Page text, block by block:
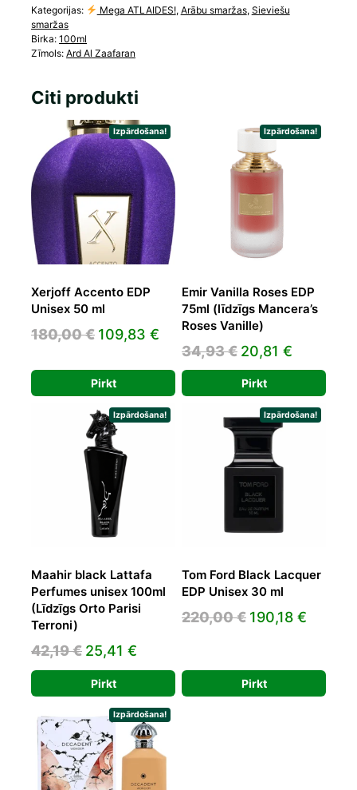
Kategorijas:
Mega ATLAIDES!, Arābu smaržas, Sieviešu
smaržas
Birka: 100ml
Zīmols: Ard Al Zaafaran
Citi produkti
Izpārdošana!
Xerjoff Accento EDP
Unisex 50 ml
180,00€ Original
was:
180,00 €.
109,83 € Current
price
is:
109,83 €.
Pirkt
Izpārdošana!
Emir Vanilla Roses EDP
75ml (līdzīgs Mancera’s
Roses Vanille)
34,93€ Original
price
was:
34,93 €.
20,81 €
price
is:
20,81 €.
Pirkt
Izpārdošana!
Maahir black Lattafa
Perfumes unisex 100ml
(Līdzīgs Orto Parisi
Terroni)
42,19€ Original
price
was:
42,19 €.
25,41 €
price
is:
25,41 €.
Pirkt
Izpārdošana!
Tom Ford Black Lacquer
EDP Unisex 30 ml
220,00€ Original
220,00 €.
190,18 €
Pirkt
Izpārdošana!